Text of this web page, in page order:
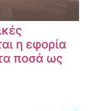
η εφορία
ποσά ως